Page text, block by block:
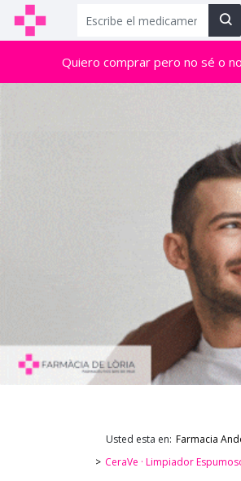
Quiero comprar pero no sé o
Usted esta en: Farmacia
CeraVe · Limpiador